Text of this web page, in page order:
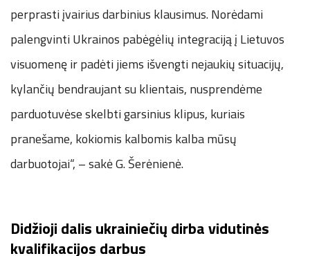
perprasti įvairius darbinius klausimus. Norėdami
palengvinti Ukrainos pabėgėlių integraciją į Lietuvos
visuomenę ir padėti jiems išvengti nejaukių situacijų,
kylančių bendraujant su klientais, nusprendėme
parduotuvėse skelbti garsinius klipus, kuriais
pranešame, kokiomis kalbomis kalba mūsų
darbuotojai“, – sakė G. Šerėnienė.
Didžioji dalis ukrainiečių dirba vidutinės
kvalifikacijos darbus